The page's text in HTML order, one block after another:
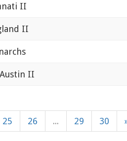
II
II
II
25 26 ... 29 30